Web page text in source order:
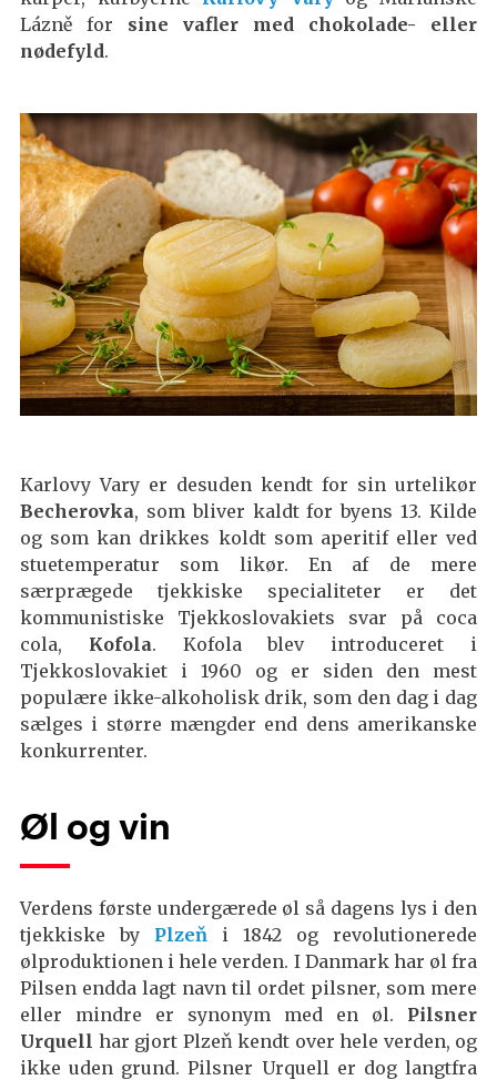
Lázně for sine vafler med chokolade- eller
nødefyld.
Karlovy Vary er desuden kendt for sin urtelikør
Becherovka, som bliver kaldt for byens 13. Kilde
og som kan drikkes koldt som aperitif eller ved
stuetemperatur som likør. En af de mere
særprægede tjekkiske specialiteter er det
kommunistiske Tjekkoslovakiets svar på coca
cola, Kofola. Kofola blev introduceret i
Tjekkoslovakiet i 1960 og er siden den mest
populære ikke-alkoholisk drik, som den dag i dag
sælges i større mængder end dens amerikanske
konkurrenter.
Øl og vin
Verdens første undergærede øl så dagens lys i den
tjekkiske by Plzeň i 1842 og revolutionerede
ølproduktionen i hele verden. I Danmark har øl fra
Pilsen endda lagt navn til ordet pilsner, som mere
eller mindre er synonym med en øl. Pilsner
Urquell har gjort Plzeň kendt over hele verden, og
ikke uden grund. Pilsner Urquell er dog langtfra